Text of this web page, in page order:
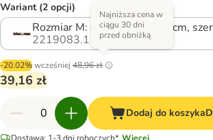
Wariant (2 opcji)
Rozmiar M: obw. szyi 30-45 cm,
2219083.1
-20.02%wcześniej 48,96 zł
Najniższa cena w
ciągu 30 dni
przed obniżką
39,16 zł
Dodaj do koszyka
Dostawa: 1-3 dni roboczych*. Więcej